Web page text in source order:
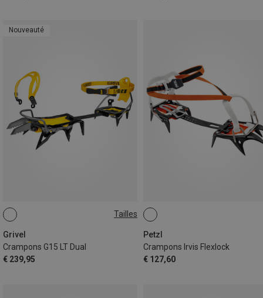
Nouveauté
Tailles
Grivel
Crampons G15 LT Dual
€ 239,95
ONE SIZE
Petzl
Crampons Irvis Flexlock
€ 127,60